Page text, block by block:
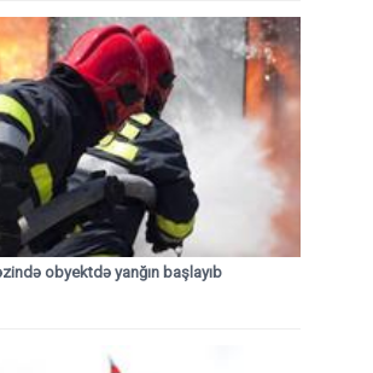
obyektdə yanğın başlayıb